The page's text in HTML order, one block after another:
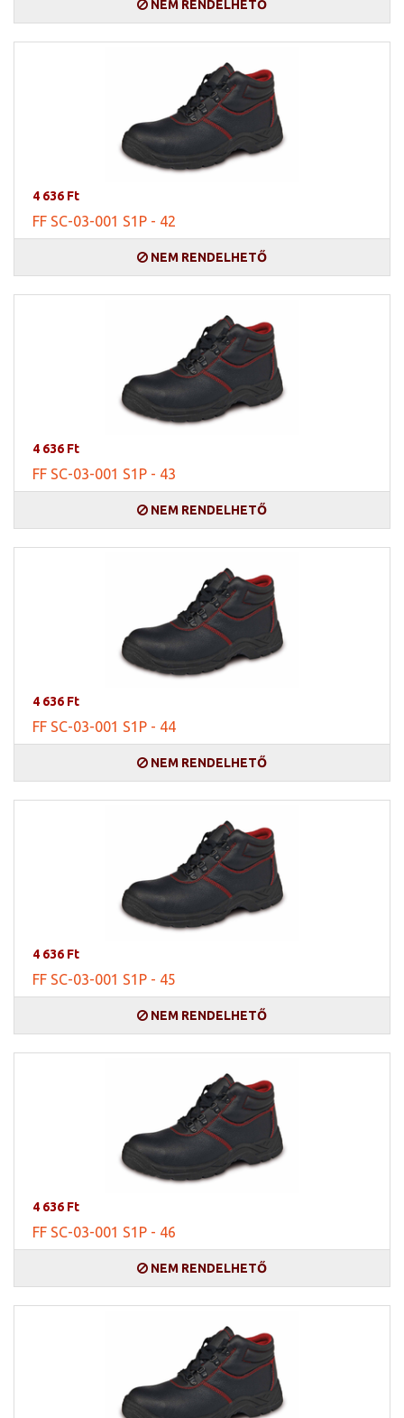
NEM RENDELHETŐ
4 636 Ft
FF SC-03-001 S1P - 42
NEM RENDELHETŐ
4 636 Ft
FF SC-03-001 S1P - 43
NEM RENDELHETŐ
4 636 Ft
FF SC-03-001 S1P - 44
NEM RENDELHETŐ
4 636 Ft
FF SC-03-001 S1P - 45
NEM RENDELHETŐ
4 636 Ft
FF SC-03-001 S1P - 46
NEM RENDELHETŐ